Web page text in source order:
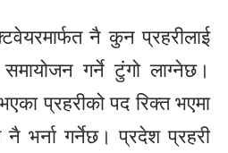
नै कुन प्रहरीलाई
गर्ने टुंगो लाग्नेछ।
प्रहरीको पद रिक्त भएमा
भर्ना गर्नेछ। प्रदेश प्रहरी